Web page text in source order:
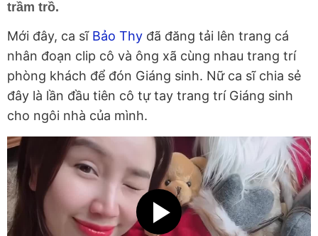
trầm trồ.
Mới đây, ca sĩ Bảo Thy đã đăng tải lên trang cá
nhân đoạn clip cô và ông xã cùng nhau trang trí
phòng khách để đón Giáng sinh. Nữ ca sĩ chia sẻ
đây là lần đầu tiên cô tự tay trang trí Giáng sinh
cho ngôi nhà của mình.